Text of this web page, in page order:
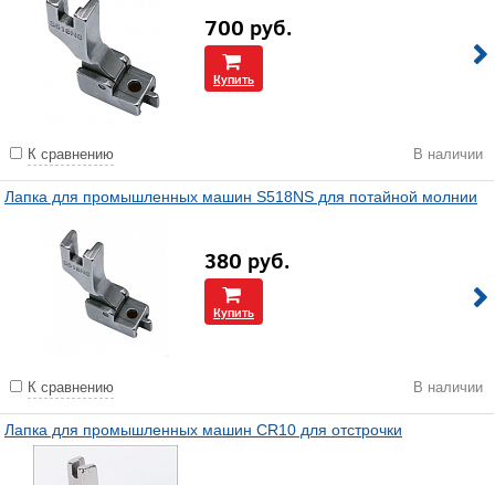
700 руб.
Купить
К сравнению В наличии
Лапка для промышленных машин S518NS для потайной молнии
380 руб.
Купить
К сравнению В наличии
Лапка для промышленных машин CR10 для отстрочки